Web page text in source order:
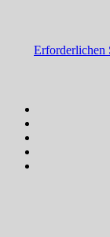
Erforderlichen